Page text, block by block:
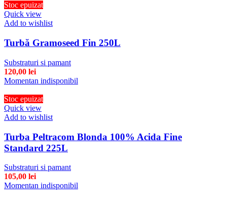
Stoc epuizat
Quick view
Add to wishlist
Turbă Gramoseed Fin 250L
Substraturi si pamant
120,00 lei
Momentan indisponibil
Stoc epuizat
Quick view
Add to wishlist
Turba Peltracom Blonda 100% Acida Fine
Standard 225L
Substraturi si pamant
105,00 lei
Momentan indisponibil